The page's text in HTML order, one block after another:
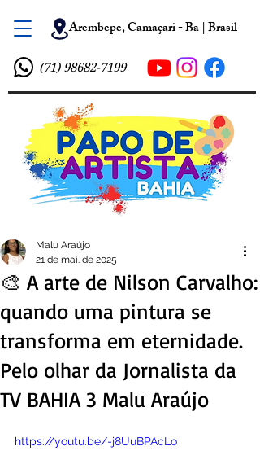
Arembepe, Camaçari - Ba | Brasil
(71) 98682-7199
🎨 A arte de Nilson Carvalho:
quando uma pintura se
transforma em eternidade.
Pelo olhar da Jornalista da
TV BAHIA 3 Malu Araújo
Malu Araújo
21 de mai. de 2025
https://youtu.be/-j8UuBPAcLo